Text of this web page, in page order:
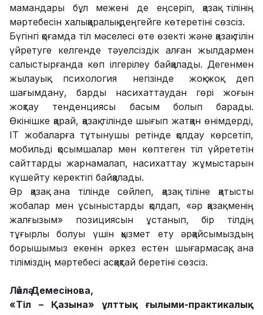
мамандары бұл межені де еңсеріп, қазақ тілінің
мәртебесін халықаралық деңгейге көтеретіні сөзсіз.
Бүгінгі қоғамда тіл мәселесі өте өзекті және қазақ тілін
үйретуге келгенде тәуелсіздік алған жылдармен
салыстырғанда көп ілгерілеу байқалады. Дегенмен
жылауық психология негізінде жоқ-жоқ деп
шағымдану, барды насихаттаудан гөрі жоғын
жоқтау тенденциясы басым болып барады.
Өкінішке қарай, қазақ тілінде шығып жатқан өнімдерді,
IT жобаларға тұтынушы ретінде қолдау көрсетіп,
мобильді қосымшалар мен көптеген тіл үйрететін
сайттарды жарнамалап, насихаттау жұмыстарын
күшейту керектігі байқалады.
Әр қазақ ана тілінде сөйлеп, қазақ тіліне қатысты
жобалар мен ұсыныстарды қолдап, «әр қазақ менің
жалғызым» позициясын ұстанып, бір тілдің
тұғырлы болуы үшін қызмет ету әрқайсымыздың
борышымыз екенін әркез естен шығармасақ, ана
тіліміздің мәртебесі асқақтай беретіні сөзсіз.
Ләйлә Демесінова,
«Тіл – Қазына» ұлттық ғылыми-практикалық